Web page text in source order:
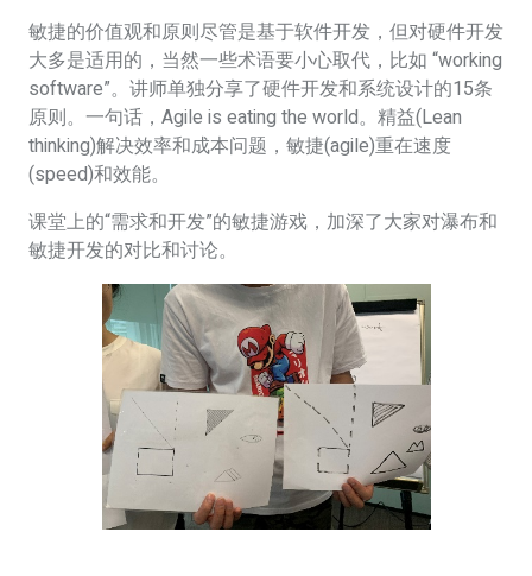
敏捷的价值观和原则尽管是基于软件开发，但对硬件开发
大多是适用的，当然一些术语要小心取代，比如 “working
software”。讲师单独分享了硬件开发和系统设计的15条
原则。一句话，Agile is eating the world。精益(Lean
thinking)解决效率和成本问题，敏捷(agile)重在速度
(speed)和效能。
课堂上的“需求和开发”的敏捷游戏，加深了大家对瀑布和
敏捷开发的对比和讨论。